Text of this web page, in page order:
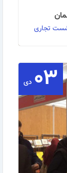
تجاری
۰۳ دی